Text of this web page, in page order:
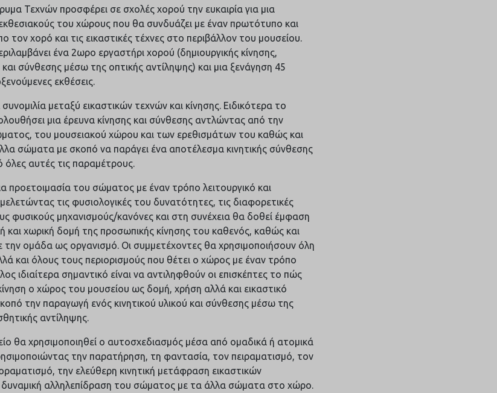
Τεχνών προσφέρει σε σχολές χορού την ευκαιρία για μια
του χώρους που θα συνδυάζει με έναν πρωτότυπο και
τον χορό και τις εικαστικές τέχνες στο περιβάλλον του μουσείου.
ένα 2ωρο εργαστήρι χορού (δημιουργικής κίνησης,
σύνθεσης μέσω της οπτικής αντίληψης) και μια ξενάγηση 45
εκθέσεις.
συνομιλία μεταξύ εικαστικών τεχνών και κίνησης. Ειδικότερα το
μια έρευνα κίνησης και σύνθεσης αντλώντας από την
του μουσειακού χώρου και των ερεθισμάτων του καθώς και
σώματα με σκοπό να παράγει ένα αποτέλεσμα κινητικής σύνθεσης
αυτές τις παραμέτρους.
προετοιμασία του σώματος με έναν τρόπο λειτουργικό και
τις φυσιολογικές του δυνατότητες, τις διαφορετικές
φυσικούς μηχανισμούς/κανόνες και στη συνέχεια θα δοθεί έμφαση
και χωρική δομή της προσωπικής κίνησης του καθενός, καθώς και
την ομάδα ως οργανισμό. Οι συμμετέχοντες θα χρησιμοποιήσουν όλη
και όλους τους περιορισμούς που θέτει ο χώρος με έναν τρόπο
ιδιαίτερα σημαντικό είναι να αντιληφθούν οι επισκέπτες το πώς
ο χώρος του μουσείου ως δομή, χρήση αλλά και εικαστικό
την παραγωγή ενός κινητικού υλικού και σύνθεσης μέσω της
αντίληψης.
θα χρησιμοποιηθεί ο αυτοσχεδιασμός μέσα από ομαδικά ή ατομικά
την παρατήρηση, τη φαντασία, τον πειραματισμό, τον
την ελεύθερη κινητική μετάφραση εικαστικών
αλληλεπίδραση του σώματος με τα άλλα σώματα στο χώρο.